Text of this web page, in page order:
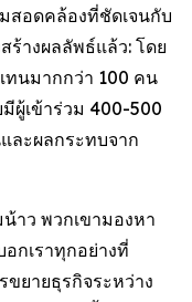
สอดคล้องที่ชัดเจนกับ
างผลลัพธ์แล้ว: โดย
ทนมากกว่า 100 คน
ผู้เข้าร่วม 400-500
ละผลกระทบจาก
าว พวกเขามองหา
กเราทุกอย่างที่
ขยายธุรกิจระหว่าง